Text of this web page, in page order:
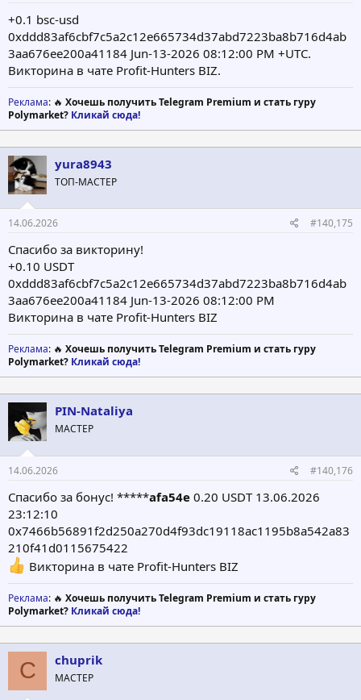
+0.1 bsc-usd
0xddd83af6cbf7c5a2c12e665734d37abd7223ba8b716d4ab
3aa676ee200a41184 Jun-13-2026 08:12:00 PM +UTC.
Викторина в чате Profit-Hunters BIZ.
Реклама: 🔥 Хочешь получить Telegram Premium и стать гуру
Polymarket? Кликай сюда!
yura8943
ТОП-МАСТЕР
14.06.2026 #140,175
Спасибо за викторину!
+0.10 USDT
0xddd83af6cbf7c5a2c12e665734d37abd7223ba8b716d4ab
3aa676ee200a41184 Jun-13-2026 08:12:00 PM
Викторина в чате Profit-Hunters BIZ
Реклама: 🔥 Хочешь получить Telegram Premium и стать гуру
Polymarket? Кликай сюда!
PIN-Nataliya
МАСТЕР
14.06.2026 #140,176
Спасибо за бонус! *****afa54e 0.20 USDT 13.06.2026
23:12:10
0x7466b56891f2d250a270d4f93dc19118ac1195b8a542a83
210f41d0115675422
Викторина в чате Profit-Hunters BIZ
Реклама: 🔥 Хочешь получить Telegram Premium и стать гуру
Polymarket? Кликай сюда!
C chuprik
МАСТЕР